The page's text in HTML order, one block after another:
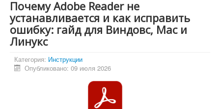
LGA 2011-3
LGA 2011
Процессоры
Инструкции
Почему Adobe Reader не
устанавливается и как исправить
ошибку: гайд для Виндовс, Mac и
Линукс
Категория: Инструкции
Опубликовано: 09 июля 2026